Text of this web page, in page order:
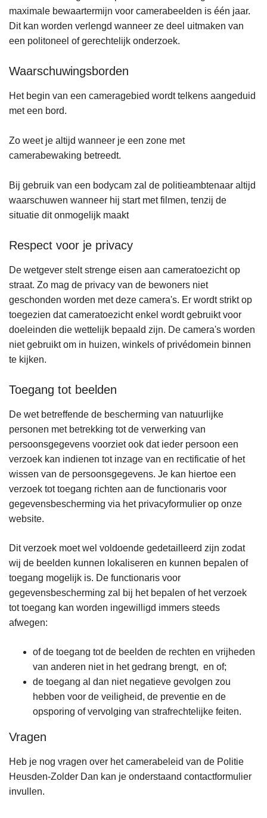
maximale bewaartermijn voor camerabeelden is één jaar.
Dit kan worden verlengd wanneer ze deel uitmaken van
een politoneel of gerechtelijk onderzoek.
Waarschuwingsborden
Het begin van een cameragebied wordt telkens aangeduid
met een bord.
Zo weet je altijd wanneer je een zone met
camerabewaking betreedt.
Bij gebruik van een bodycam zal de politieambtenaar altijd
waarschuwen wanneer hij start met filmen, tenzij de
situatie dit onmogelijk maakt
Respect voor je privacy
De wetgever stelt strenge eisen aan cameratoezicht op
straat. Zo mag de privacy van de bewoners niet
geschonden worden met deze camera's. Er wordt strikt op
toegezien dat cameratoezicht enkel wordt gebruikt voor
doeleinden die wettelijk bepaald zijn. De camera's worden
niet gebruikt om in huizen, winkels of privédomein binnen
te kijken.
Toegang tot beelden
De wet betreffende de bescherming van natuurlijke
personen met betrekking tot de verwerking van
persoonsgegevens voorziet ook dat ieder persoon een
verzoek kan indienen tot inzage van en rectificatie of het
wissen van de persoonsgegevens. Je kan hiertoe een
verzoek tot toegang richten aan de functionaris voor
gegevensbescherming via het privacyformulier op onze
website.
Dit verzoek moet wel voldoende gedetailleerd zijn zodat
wij de beelden kunnen lokaliseren en kunnen bepalen of
toegang mogelijk is. De functionaris voor
gegevensbescherming zal bij het bepalen of het verzoek
tot toegang kan worden ingewilligd immers steeds
afwegen:
of de toegang tot de beelden de rechten en vrijheden
van anderen niet in het gedrang brengt, en of;
de toegang al dan niet negatieve gevolgen zou
hebben voor de veiligheid, de preventie en de
opsporing of vervolging van strafrechtelijke feiten.
Vragen
Heb je nog vragen over het camerabeleid van de Politie
Heusden-Zolder Dan kan je onderstaand contactformulier
invullen.